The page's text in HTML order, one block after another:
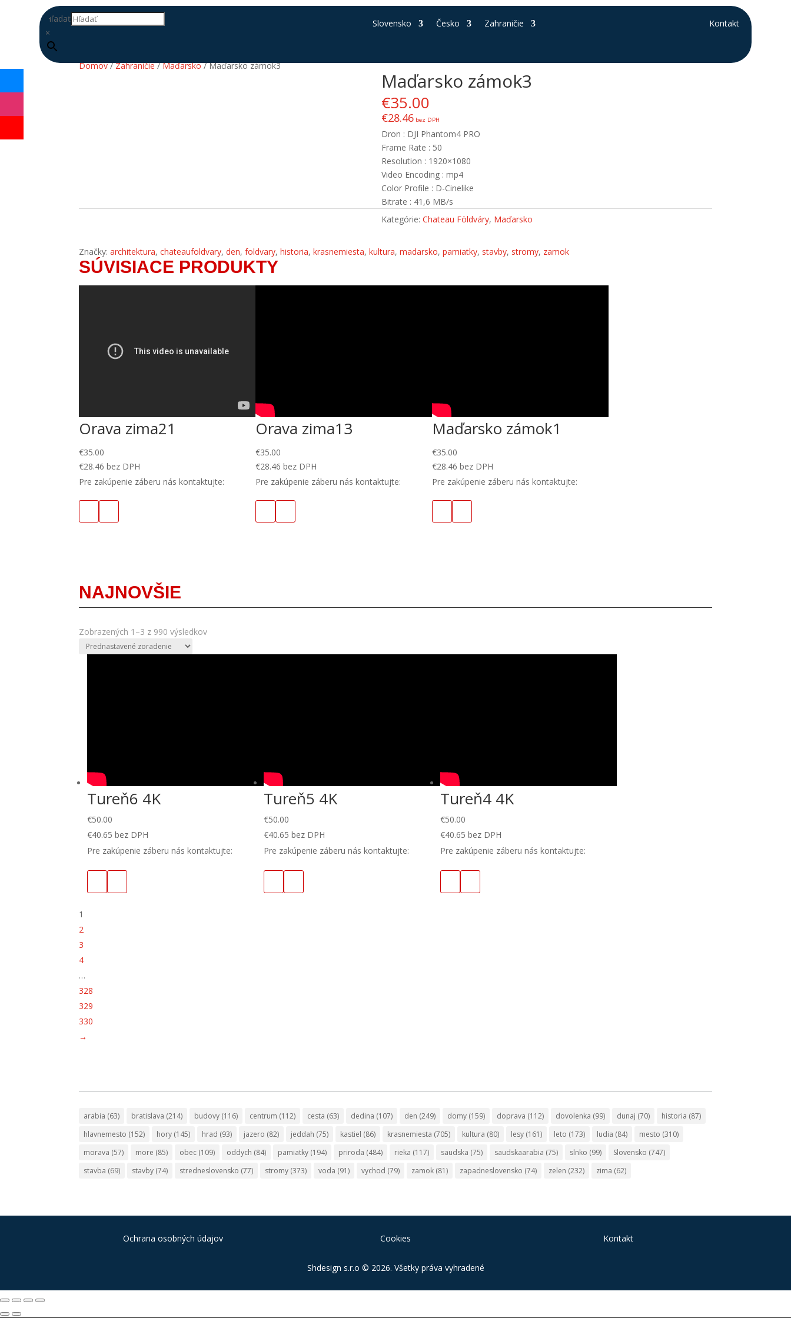
Hľadať
×
Slovensko Česko Zahraničie Kontakt
Domov/Zahraničie/Maďarsko/ Maďarsko zámok3
Maďarsko zámok3
€35.00
€28.46 bez DPH
Dron : DJI Phantom4 PRO
Frame Rate : 50
Resolution : 1920×1080
Video Encoding : mp4
Color Profile : D-Cinelike
Bitrate : 41,6 MB/s
Kategórie:Chateau Földváry, Maďarsko
Značky:architektura,chateaufoldvary,den,foldvary,historia,krasnemiesta,kultura,madarsko,pamiatky, stavby, stromy, zamok
SÚVISIACE PRODUKTY
Orava zima21
€35.00
€28.46 bez DPH
Pre zakúpenie záberu nás kontaktujte:
Orava zima13
€35.00
€28.46 bez DPH
Pre zakúpenie záberu nás kontaktujte:
Maďarsko zámok1
€35.00
€28.46 bez DPH
Pre zakúpenie záberu nás kontaktujte:
NAJNOVŠIE
Zobrazených 1–3 z 990 výsledkov
Tureň6 4K
€50.00
€40.65 bez DPH
Pre zakúpenie záberu nás kontaktujte:
Tureň5 4K
€50.00
€40.65 bez DPH
Pre zakúpenie záberu nás kontaktujte:
Tureň4 4K
€50.00
€40.65 bez DPH
Pre zakúpenie záberu nás kontaktujte:
1
2
3
4
…
328
329
330
→
arabia (63) bratislava (214) budovy (116) centrum (112) cesta (63) dedina (107) den (249) domy (159) doprava (112) dovolenka (99) dunaj (70) historia (87)
hlavnemesto (152) hory (145) hrad (93) jazero (82) jeddah (75) kastiel (86) krasnemiesta (705) kultura (80) lesy (161) leto (173) ludia (84) mesto (310)
morava (57) more (85) obec (109) oddych (84) pamiatky (194) priroda (484) rieka (117) saudska (75) saudskaarabia (75) slnko (99) Slovensko (747)
stavba (69) stavby (74) stredneslovensko (77) stromy (373) voda (91) vychod (79) zamok (81) zapadneslovensko (74) zelen (232) zima (62)
Ochrana osobných údajov Cookies Kontakt
Shdesign s.r.o © 2026. Všetky práva vyhradené